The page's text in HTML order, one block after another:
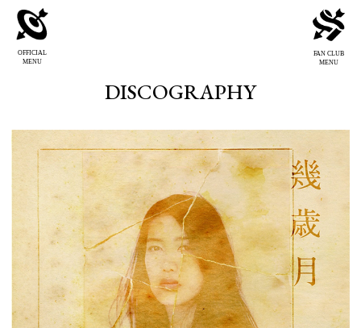
OFFICIAL
MENU
FAN CLUB
MENU
DISCOGRAPHY